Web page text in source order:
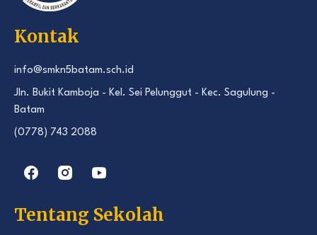
Kontak
info@smkn5batam.sch.id
Jln. Bukit Kamboja - Kel. Sei Pelunggut - Kec. Sagulung -
Batam
(0778) 743 2088
Tentang Sekolah